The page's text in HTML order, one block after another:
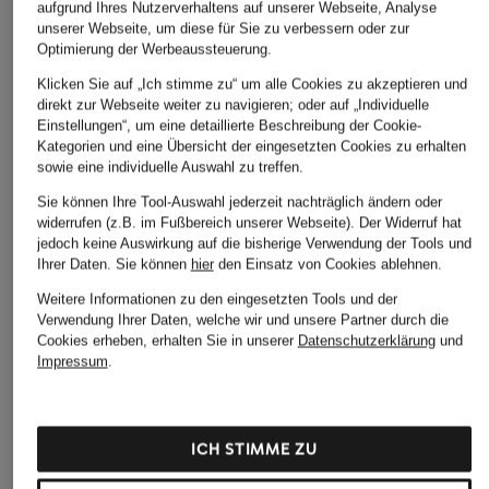
aufgrund Ihres Nutzerverhaltens auf unserer Webseite, Analyse
unserer Webseite, um diese für Sie zu verbessern oder zur
Optimierung der Werbeaussteuerung.
Klicken Sie auf „Ich stimme zu“ um alle Cookies zu akzeptieren und
direkt zur Webseite weiter zu navigieren; oder auf „Individuelle
Einstellungen“, um eine detaillierte Beschreibung der Cookie-
Kategorien und eine Übersicht der eingesetzten Cookies zu erhalten
sowie eine individuelle Auswahl zu treffen.
Sie können Ihre Tool-Auswahl jederzeit nachträglich ändern oder
widerrufen (z.B. im Fußbereich unserer Webseite). Der Widerruf hat
jedoch keine Auswirkung auf die bisherige Verwendung der Tools und
Ihrer Daten. Sie können hierden Einsatz von Cookies ablehnen.
Weitere Informationen zu den eingesetzten Tools und der
Verwendung Ihrer Daten, welche wir und unsere Partner durch die
Cookies erheben, erhalten Sie in unserer Datenschutzerklärungund
Impressum.
ICH STIMME ZU